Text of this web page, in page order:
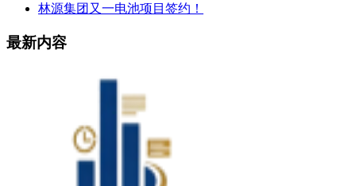
林源集团又一电池项目签约！
最新内容